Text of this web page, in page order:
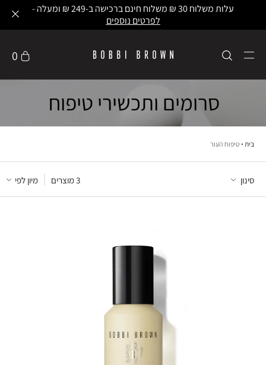
עלות משלוח 30 ₪ משלוח חינם ברכישה ב-249 ₪ ומעלה -
לפרטים נוספים
0
סרומים ותכשירי טיפוח
בית טיפוח העור
סינון מיון לפי 3